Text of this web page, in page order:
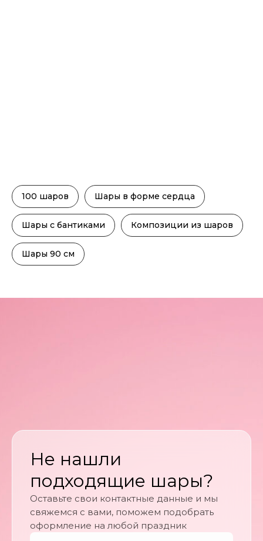
100 шаров Шары в форме сердца
Шары с бантиками Композиции из шаров
Шары 90 см
Не нашли
подходящие шары?
Оставьте свои контактные данные и мы
свяжемся с вами, поможем подобрать
оформление на любой праздник